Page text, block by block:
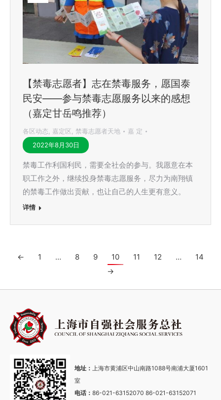
【禁毒志愿者】志在禁毒服务，愿国泰
民安——参与禁毒志愿服务以来的感想
（嘉定甘岳鸣推荐）
各区动态, 嘉定区, 禁毒志愿者天地
嘉 定
2022年8月30日
禁毒工作利国利民，需要全社会的参与。我愿意在本
职工作之外，继续投身禁毒志愿服务，尽力为南翔镇
的禁毒工作做出贡献，也让自己的人生更有意义。
详情
← 1 … 8 9 10 11 12 …
14
→
地址： 上海市黄浦区中山南路1088号南浦大厦1601
室
电话： 86-021-63152070 86-021-63152071